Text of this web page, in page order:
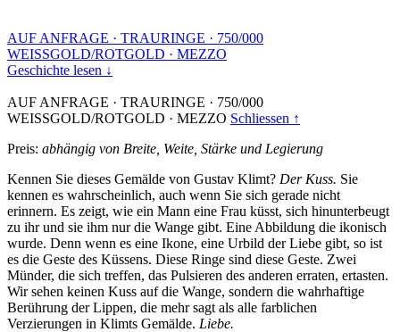
AUF ANFRAGE · TRAURINGE · 750/000
WEISSGOLD/ROTGOLD · MEZZO
Geschichte lesen ↓
AUF ANFRAGE · TRAURINGE · 750/000
WEISSGOLD/ROTGOLD · MEZZO Schliessen ↑
Preis: abhängig von Breite, Weite, Stärke und Legierung
Kennen Sie dieses Gemälde von Gustav Klimt? Der Kuss. Sie
kennen es wahrscheinlich, auch wenn Sie sich gerade nicht
erinnern. Es zeigt, wie ein Mann eine Frau küsst, sich hinunterbeugt
zu ihr und sie ihm nur die Wange gibt. Eine Abbildung die ikonisch
wurde. Denn wenn es eine Ikone, eine Urbild der Liebe gibt, so ist
es die Geste des Küssens. Diese Ringe sind diese Geste. Zwei
Münder, die sich treffen, das Pulsieren des anderen erraten, ertasten.
Wir sehen keinen Kuss auf die Wange, sondern die wahrhaftige
Berührung der Lippen, die mehr sagt als alle farblichen
Verzierungen in Klimts Gemälde. Liebe.